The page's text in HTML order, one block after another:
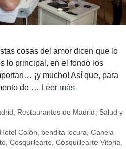
cosas del amor dicen que lo
lo principal, en el fondo los
¡y mucho! Así que, para
de … Leer más
Restaurantes de Madrid
Salud y
Colón
bendita locura ,Canela
Cosquillearte Cosquillearte Vitoria